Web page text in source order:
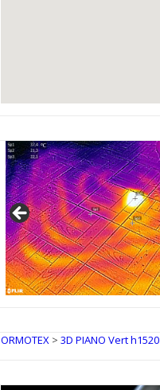
IRSAP Design Radiators
ORMOTEX> 3D PIANO Vert h1520